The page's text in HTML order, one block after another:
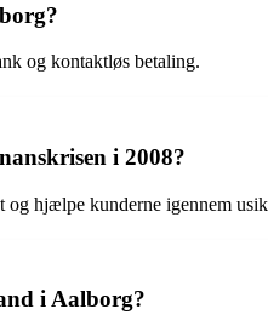
og kontaktløs betaling.
i 2008?
hjælpe kunderne igennem
i Aalborg?